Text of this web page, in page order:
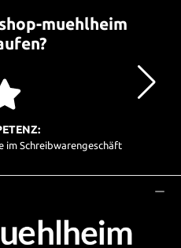
muehlheim
im Schreibwarengeschäft